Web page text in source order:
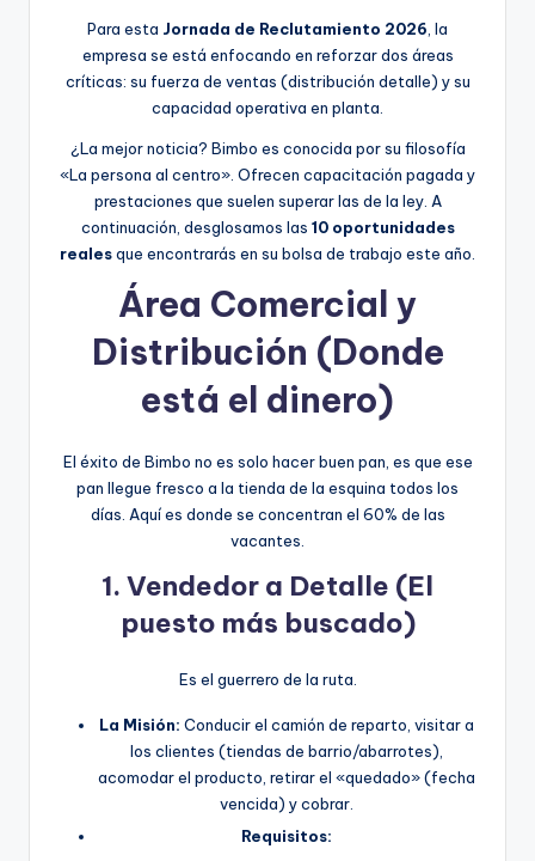
Para esta Jornada de Reclutamiento 2026, la
empresa se está enfocando en reforzar dos áreas
críticas: su fuerza de ventas (distribución detalle) y su
capacidad operativa en planta.
¿La mejor noticia? Bimbo es conocida por su filosofía
«La persona al centro». Ofrecen capacitación pagada y
prestaciones que suelen superar las de la ley. A
continuación, desglosamos las 10 oportunidades
realesque encontrarás en su bolsa de trabajo este año.
Área Comercial y
Distribución (Donde
está el dinero)
El éxito de Bimbo no es solo hacer buen pan, es que ese
pan llegue fresco a la tienda de la esquina todos los
días. Aquí es donde se concentran el 60% de las
vacantes.
1. Vendedor a Detalle (El
puesto más buscado)
Es el guerrero de la ruta.
La Misión: Conducir el camión de reparto, visitar a
los clientes (tiendas de barrio/abarrotes),
acomodar el producto, retirar el «quedado» (fecha
vencida) y cobrar.
Requisitos: